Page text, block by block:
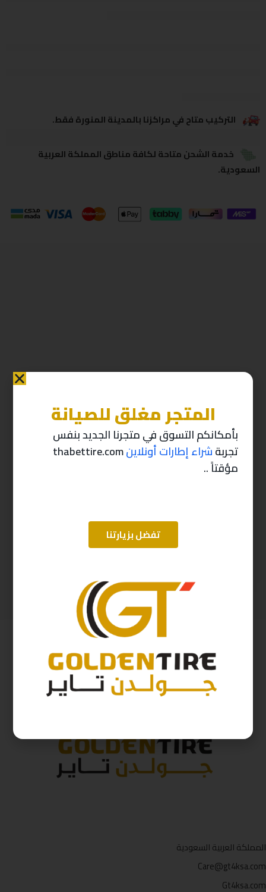
التركيب متاح في مراكزنا بالمدينة المنورة فقط.
خدمة الشحن متاحة لكافة مناطق المملكة العربية
السعودية.
منتجات ذات صله
( شامل الضريبة )
-10%
615ر.س 554
المملكة العربية السعودية
Care@gt4ksa.com
Gt4ksa.com
المتجر مغلق للصيانة
بأمكانكم التسوق في متجرنا الجديد بنفس
تجربةشراء إطارات أونلاينthabettire.com
مؤقتاً ..
تفضل بزيارتنا